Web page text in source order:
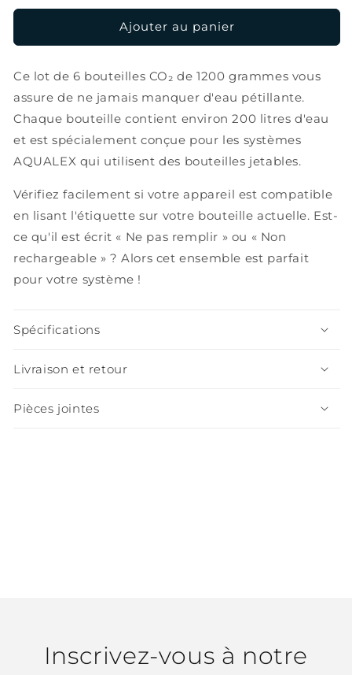
quantité
6
de
CO₂
gr
quantité
de
6
de
CO₂
gr
Ajouter au panier
Ce lot de 6 bouteilles CO₂ de 1200 grammes vous
assure de ne jamais manquer d'eau pétillante.
Chaque bouteille contient environ 200 litres d'eau
et est spécialement conçue pour les systèmes
AQUALEX qui utilisent des bouteilles jetables.
Vérifiez facilement si votre appareil est compatible
en lisant l'étiquette sur votre bouteille actuelle. Est-
ce qu'il est écrit « Ne pas remplir » ou « Non
rechargeable » ? Alors cet ensemble est parfait
pour votre système !
Spécifications
Livraison et retour
Pièces jointes
Inscrivez-vous à notre